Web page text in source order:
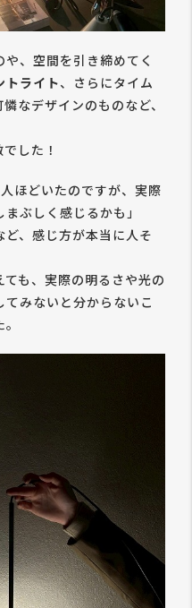
、空間を引き締めてく
トライト、さらにタイム
なデザインのものなど、
した！
ほどいたのですが、実際
ぶしく感じるかも」
ど、感じ方が本当に人そ
も、実際の明るさや光の
みないと分からないこ